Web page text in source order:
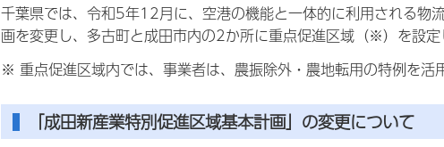
千葉県では、令和5年12月に、空港の機能と一体的に利用される
画を変更し、多古町と成田市内の2か所に重点促進区域（※）を設定
※ 重点促進区域内では、事業者は、農振除外・農地転用の特例を活
「成田新産業特別促進区域基本計画」の変更について